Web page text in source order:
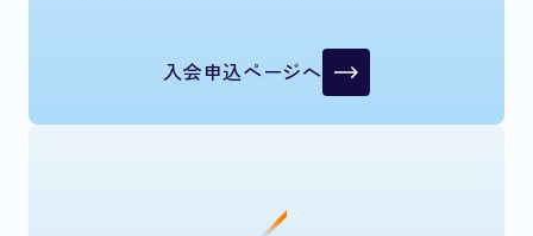
入会申込ページへ